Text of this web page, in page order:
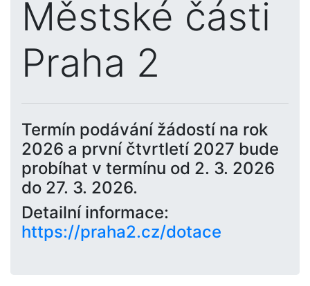
Městské části
Praha 2
Termín podávání žádostí na rok
2026 a první čtvrtletí 2027 bude
probíhat v termínu od 2. 3. 2026
do 27. 3. 2026.
Detailní informace:
https://praha2.cz/dotace